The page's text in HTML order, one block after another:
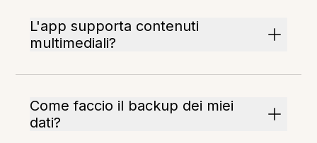
L'app supporta contenuti
multimediali?
Come faccio il backup dei miei
dati?